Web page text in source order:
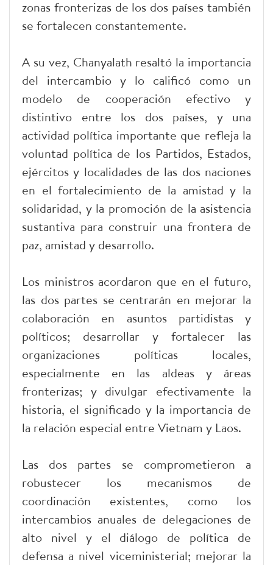
zonas fronterizas de los dos países también
se fortalecen constantemente.
A su vez, Chanyalath resaltó la importancia
del intercambio y lo calificó como un
modelo de cooperación efectivo y
distintivo entre los dos países, y una
actividad política importante que refleja la
voluntad política de los Partidos, Estados,
ejércitos y localidades de las dos naciones
en el fortalecimiento de la amistad y la
solidaridad, y la promoción de la asistencia
sustantiva para construir una frontera de
paz, amistad y desarrollo.
Los ministros acordaron que en el futuro,
las dos partes se centrarán en mejorar la
colaboración en asuntos partidistas y
políticos; desarrollar y fortalecer las
organizaciones políticas locales,
especialmente en las aldeas y áreas
fronterizas; y divulgar efectivamente la
historia, el significado y la importancia de
la relación especial entre Vietnam y Laos.
Las dos partes se comprometieron a
robustecer los mecanismos de
coordinación existentes, como los
intercambios anuales de delegaciones de
alto nivel y el diálogo de política de
defensa a nivel viceministerial; mejorar la